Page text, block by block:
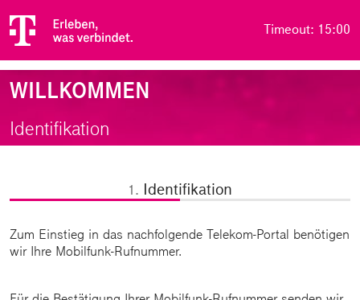
Timeout: 15:00
WILLKOMMEN
Identifikation
1. Identifikation
Zum Einstieg in das nachfolgende Telekom-Portal benötigen
wir Ihre Mobilfunk-Rufnummer.